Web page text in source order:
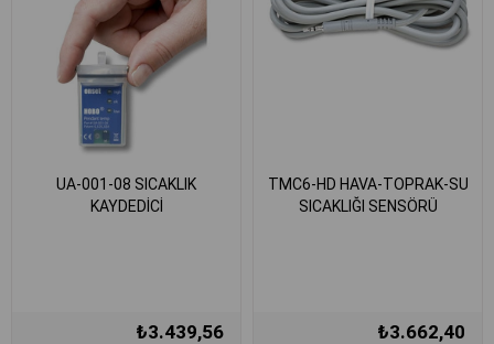
UA-001-08 SICAKLIK
KAYDEDİCİ
₺3.439,56
TMC6-HD HAVA-TOPRAK-SU
SICAKLIĞI SENSÖRÜ
₺3.662,40